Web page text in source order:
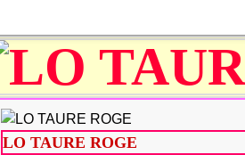
LO TAURE ROGE